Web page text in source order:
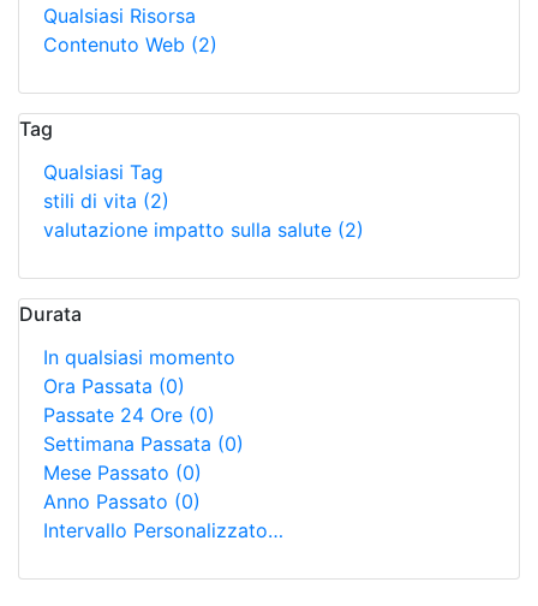
Qualsiasi Risorsa
Contenuto Web (2)
Tag
Qualsiasi Tag
stili di vita (2)
valutazione impatto sulla salute (2)
Durata
In qualsiasi momento
Ora Passata (0)
Passate 24 Ore (0)
Settimana Passata (0)
Mese Passato (0)
Anno Passato (0)
Intervallo Personalizzato…